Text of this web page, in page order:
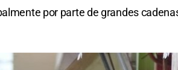
por parte de grandes